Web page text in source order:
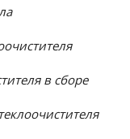
в сборе